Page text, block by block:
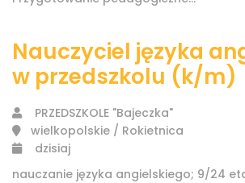
Nauczyciel języka
w przedszkolu (k/m)
PRZEDSZKOLE "Bajeczka"
wielkopolskie / Rokietnica
dzisiaj
nauczanie języka angielskiego; 9/24